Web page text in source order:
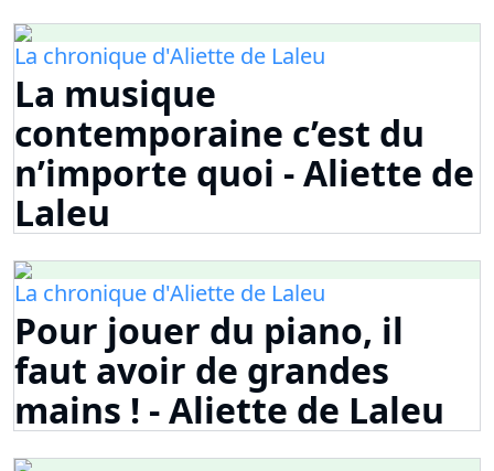
La chronique d'Aliette de Laleu
La musique
contemporaine c’est du
n’importe quoi - Aliette de
Laleu
La chronique d'Aliette de Laleu
Pour jouer du piano, il
faut avoir de grandes
mains ! - Aliette de Laleu